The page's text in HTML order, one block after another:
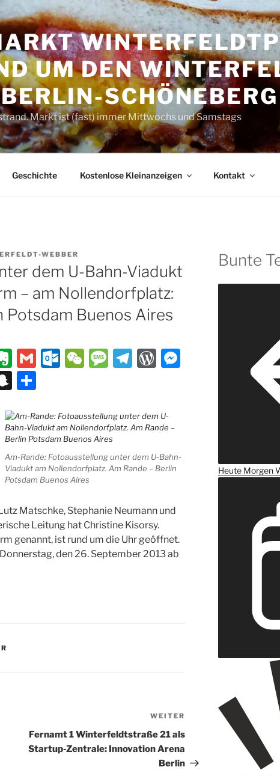
UM DEN
SCHÖNEBERG
Markt ist (fast) immer Mittwochs und Samstags
Geschichte Kostenlose Kleinanzeigen Kontakt
WEBBER
dem U-Bahn-Viadukt
– am Nollendorfplatz:
Potsdam Buenos Aires
E
v
er
n
ot
e
G
l
O
o
k.
c
o
W
h
at
M
a
g
e
T
gr
a
m
W
P
re
ss g
nt
Fr
S
a
p
c
h
le
n
Am-Rande: Fotoausstellung unter dem U-Bahn-
Viadukt am Nollendorfplatz. Am Rande – Berlin
Potsdam Buenos Aires
Matschke, Stephanie Neumann und
Leitung hat Christine Kisorsy.
genannt, ist rund um die Uhr geöffnet.
den 26. September 2013 ab
Nächster
Beitrag
WEITER
Fernamt 1 Winterfeldtstraße 21 als
Startup-Zentrale: Innovation Arena
Berlin
Bunte
Heute Morgen